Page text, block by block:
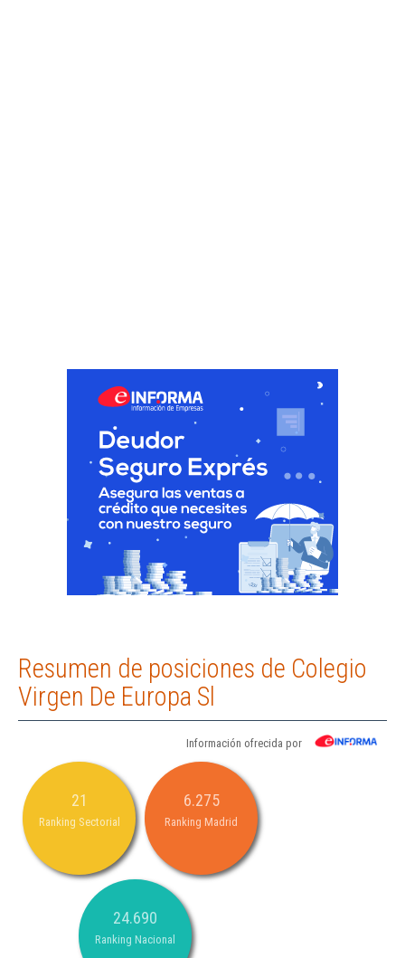
Resumen de posiciones de Colegio
Virgen De Europa Sl
Información ofrecida por
21
Ranking Sectorial
6.275
Ranking Madrid
24.690
Ranking Nacional